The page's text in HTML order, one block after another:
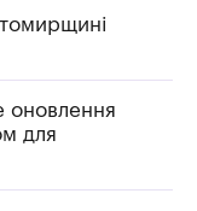
оновлення
для